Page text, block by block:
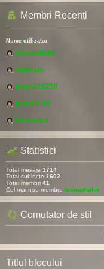
Membri Recenți
Nume utilizator
fatimathahir
vladcvm
fresh215250
pomitil436
Devendra
Statistici
Total mesaje 1714
Total subiecte 1602
Total membri 41
Cel mai nou membru fatimathahir
Comutator de stil
Titlul blocului